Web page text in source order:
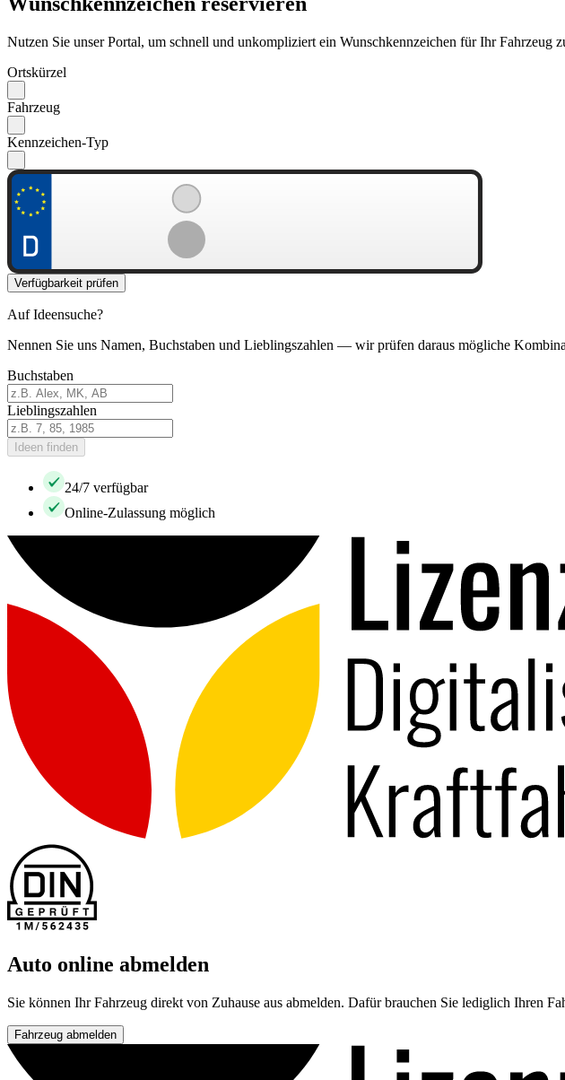
Nutzen Sie unser Portal, um schnell und unkompliziert ein Wunschkennzeichen für Ihr Fahrzeug
Ortskürzel
Fahrzeug
Kennzeichen-Typ
Verfügbarkeit prüfen
Auf Ideensuche?
Nennen Sie uns Namen, Buchstaben und Lieblingszahlen — wir prüfen daraus mögliche
Buchstaben
Lieblingszahlen
Ideen finden
24/7 verfügbar
Online-Zulassung möglich
Auto online abmelden
Sie können Ihr Fahrzeug direkt von Zuhause aus abmelden. Dafür brauchen Sie lediglich Ihren
Fahrzeug abmelden